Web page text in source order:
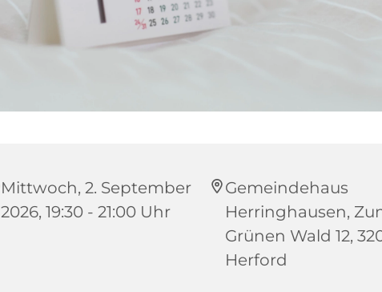
Mittwoch, 2. September
2026, 19:30 - 21:00 Uhr
Gemeindehaus
Herringhausen,
Grünen Wald 12,
Herford